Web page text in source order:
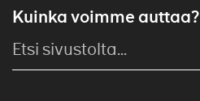
Kuinka voimme auttaa?